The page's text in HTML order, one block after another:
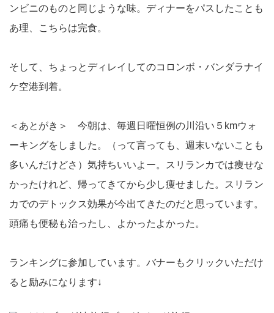
ンビニのものと同じような味。ディナーをパスしたことも
あ理、こちらは完食。
そして、ちょっとディレイしてのコロンボ・バンダラナイ
ケ空港到着。
＜あとがき＞ 今朝は、毎週日曜恒例の川沿い５kmウォ
ーキングをしました。（って言っても、週末いないことも
多いんだけどさ）気持ちいいよー。スリランカでは痩せな
かったけれど、帰ってきてから少し痩せました。スリラン
カでのデトックス効果が今出てきたのだと思っています。
頭痛も便秘も治ったし、よかったよかった。
ランキングに参加しています。バナーもクリックいただけ
ると励みになります↓